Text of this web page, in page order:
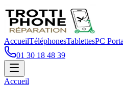
AccueilTéléphonesTablettesPC
01 30 18 48 39
Accueil